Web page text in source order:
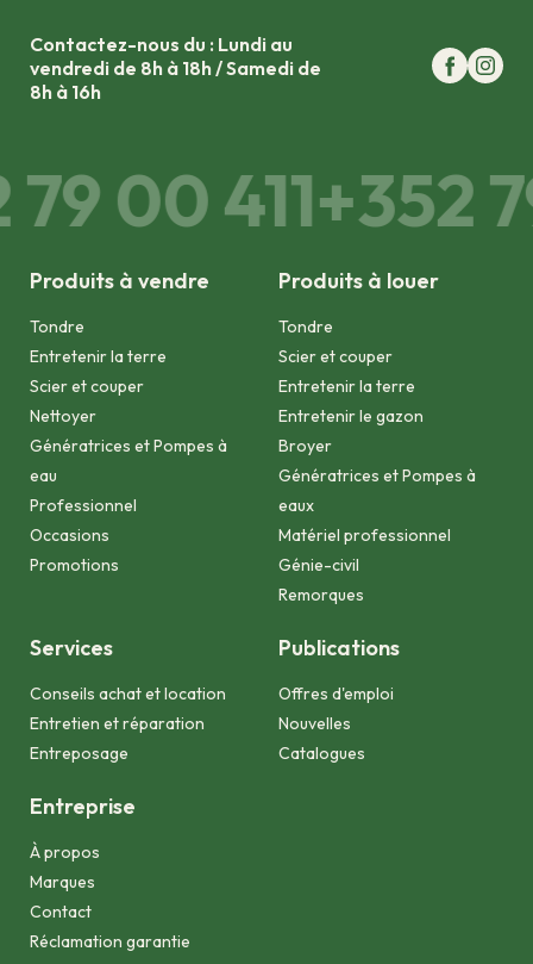
Contactez-nous du : Lundi au
vendredi de 8h à 18h / Samedi de
8h à 16h
00 411+352
Produits à vendre
Tondre
Entretenir la terre
Scier et couper
Nettoyer
Génératrices et Pompes à
eau
Professionnel
Occasions
Promotions
Produits à louer
Tondre
Scier et couper
Entretenir la terre
Entretenir le gazon
Broyer
Génératrices et Pompes à
eaux
Matériel professionnel
Génie-civil
Remorques
Services
Conseils achat et location
Entretien et réparation
Entreposage
Publications
Offres d'emploi
Nouvelles
Catalogues
Entreprise
À propos
Marques
Contact
Réclamation garantie